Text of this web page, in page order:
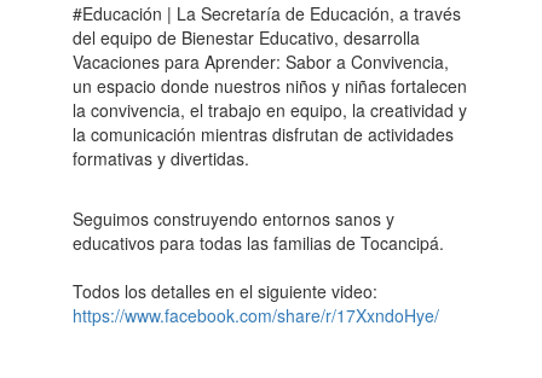
#Educación | La Secretaría de Educación, a través
del equipo de Bienestar Educativo, desarrolla
Vacaciones para Aprender: Sabor a Convivencia,
un espacio donde nuestros niños y niñas fortalecen
la convivencia, el trabajo en equipo, la creatividad y
la comunicación mientras disfrutan de actividades
formativas y divertidas.
Seguimos construyendo entornos sanos y
educativos para todas las familias de Tocancipá.
Todos los detalles en el siguiente video:
https://www.facebook.com/share/r/17XxndoHye/